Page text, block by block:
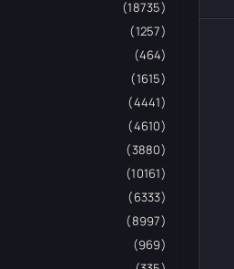
(18735)
(1257)
(464)
(1615)
(4441)
(4610)
(3880)
(10161)
(6333)
(8997)
(969)